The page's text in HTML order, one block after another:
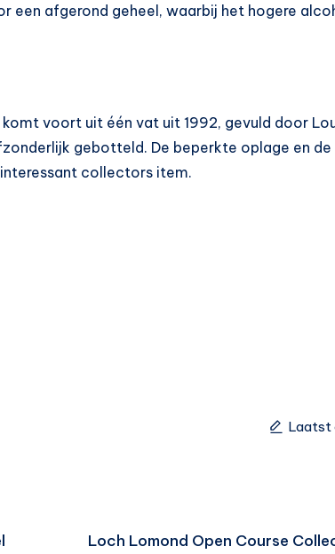
een afgerond geheel, waarbij het hogere
komt voort uit één vat uit 1992, gevuld door
gebotteld. De beperkte oplage en
collectors item.
Laatst
Loch Lomond Open Course